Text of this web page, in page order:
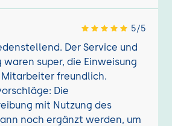
5/5
Der Service und
super, die Einweisung
freundlich.
Die
mit Nutzung des
noch ergänzt werden, um